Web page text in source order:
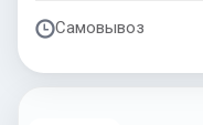
Самовывоз